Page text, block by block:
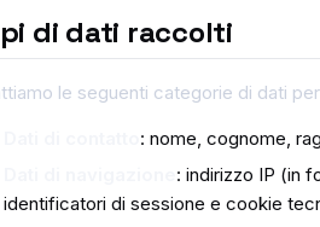
di dati raccolti
le seguenti categorie di dati
: nome, cognome,
: indirizzo IP (in
identificatori di sessione e cookie